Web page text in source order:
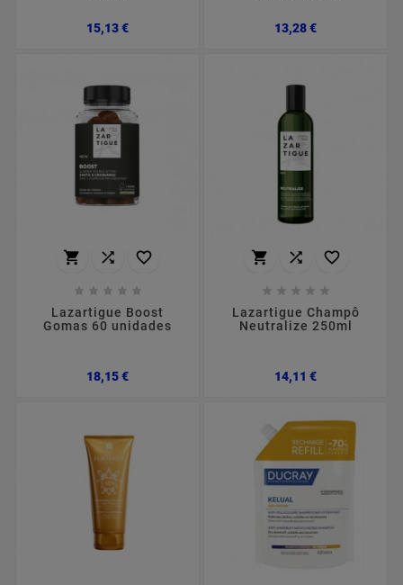
15,13 €Preço 13,28 €Preço
  
    
Lazartigue Boost
Gomas 60 unidades
18,15 €Preço
  
    
Lazartigue Champô
Neutralize 250ml
14,11 €Preço